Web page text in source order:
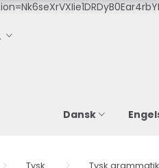
Dansk